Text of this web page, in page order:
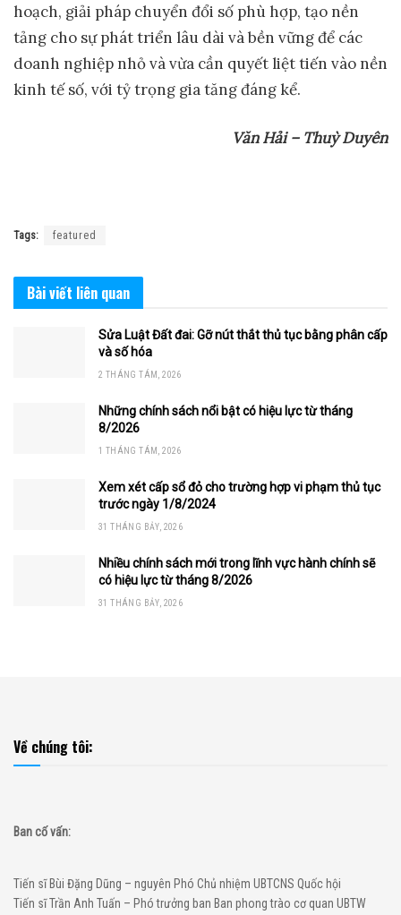
hoạch, giải pháp chuyển đổi số phù hợp, tạo nền
tảng cho sự phát triển lâu dài và bền vững để các
doanh nghiệp nhỏ và vừa cần quyết liệt tiến vào nền
kinh tế số, với tỷ trọng gia tăng đáng kể.
Văn Hải – Thuỳ Duyên
Tags: featured
Bài viết liên quan
Sửa Luật Đất đai: Gỡ nút thắt thủ tục bằng phân cấp
và số hóa
2 THÁNG TÁM, 2026
Những chính sách nổi bật có hiệu lực từ tháng
8/2026
1 THÁNG TÁM, 2026
Xem xét cấp sổ đỏ cho trường hợp vi phạm thủ tục
trước ngày 1/8/2024
31 THÁNG BẢY, 2026
Nhiều chính sách mới trong lĩnh vực hành chính sẽ
có hiệu lực từ tháng 8/2026
31 THÁNG BẢY, 2026
Về chúng tôi:
Ban cố vấn:
Tiến sĩ Bùi Đặng Dũng – nguyên Phó Chủ nhiệm UBTCNS Quốc hội
Tiến sĩ Trần Anh Tuấn – Phó trưởng ban Ban phong trào cơ quan UBTW